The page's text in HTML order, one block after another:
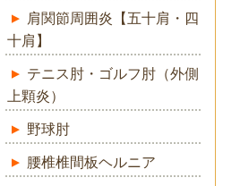
肩関節周囲炎【五十肩・四
十肩】
テニス肘・ゴルフ肘（外側
上顆炎）
野球肘
腰椎椎間板ヘルニア